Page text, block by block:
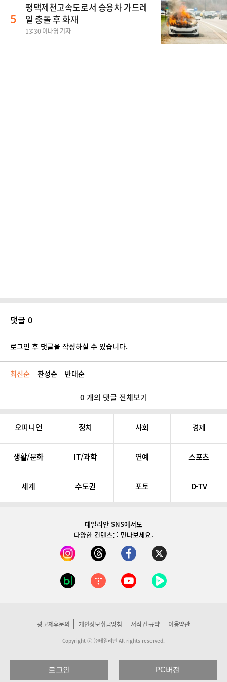
5
평택제천고속도로서 승용차 가드레
일 충돌 후 화재
13:30 이나영 기자
댓글 0
로그인 후 댓글을 작성하실 수 있습니다.
최신순 찬성순 반대순
0 개의 댓글 전체보기
오피니언 정치 사회 경제
생활/문화 IT/과학 연예 스포츠
세계 수도권 포토 D-TV
데일리안 SNS에서도
다양한 컨텐츠를 만나보세요.
광고제휴문의 개인정보취급방침 저작권 규약 이용약관
Copyright ⓒ ㈜데일리안 All rights reserved.
로그인 PC버전